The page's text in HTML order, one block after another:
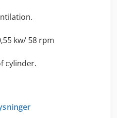
kw/ 58 rpm
cylinder.